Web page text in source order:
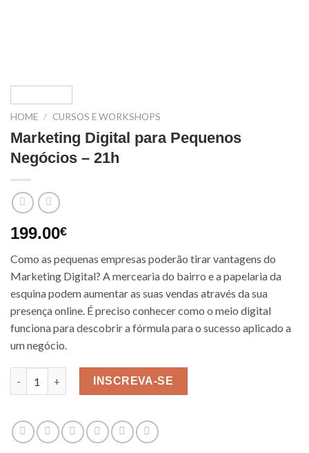
HOME / CURSOS E WORKSHOPS
Marketing Digital para Pequenos
Negócios – 21h
199.00€
Como as pequenas empresas poderão tirar vantagens do
Marketing Digital? A mercearia do bairro e a papelaria da
esquina podem aumentar as suas vendas através da sua
presença online. É preciso conhecer como o meio digital
funciona para descobrir a fórmula para o sucesso aplicado a
um negócio.
Marketing Digital para Pequenos Negócios - 21h quantity
INSCREVA-SE